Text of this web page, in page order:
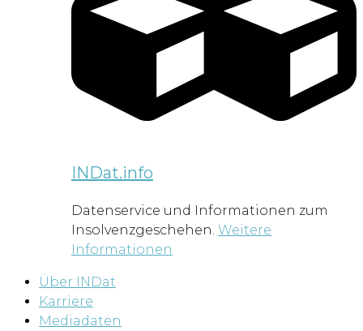
INDat.info
Datenservice und Informationen zum
Insolvenzgeschehen. Weitere
Informationen
Über INDat
Karriere
Mediadaten